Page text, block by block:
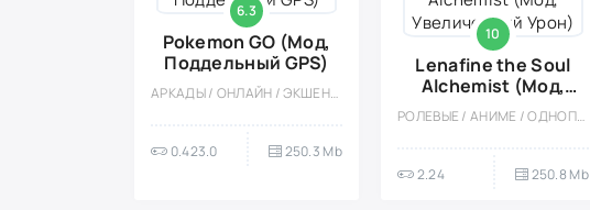
6.3
Pokemon GO (Мод,
Поддельный GPS)
АРКАДЫ / ОНЛАЙН / ЭКШЕНЫ / ПРИКЛЮЧЕНИЕ / МНОГОПОЛЬЗОВАТЕЛЬСКАЯ / СОРЕВНОВАТЕЛЬНАЯ / АНИМЕ / МОД / СТИЛИЗАЦИЯ / ВСТРОЕННЫЙ КЕШ
0.423.0 250.3 Mb
10
Lenafine the Soul
Alchemist (Мод,
Увеличенный Урон)РОЛЕВЫЕ / АНИМЕ / ОДНОПОЛЬЗОВАТЕЛЬСКИЕ / СТИЛИЗАЦИЯ / ТАКТИЧЕСКИЕ / МОД
2.24 250.8 Mb